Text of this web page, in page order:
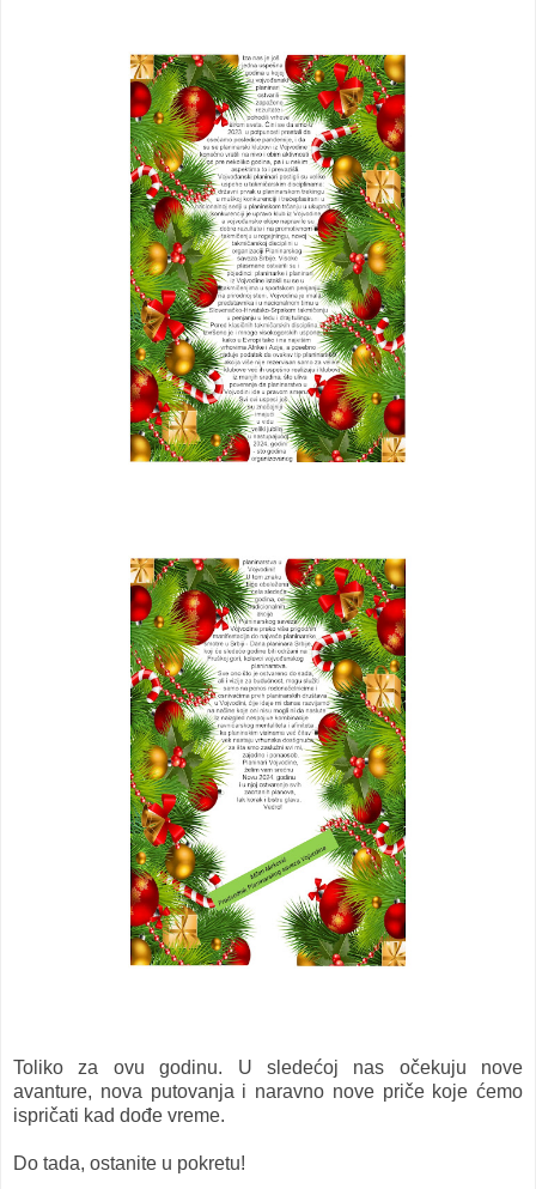
Toliko za ovu godinu. U sledećoj nas očekuju nove
avanture, nova putovanja i naravno nove priče koje ćemo
ispričati kad dođe vreme.
Do tada, ostanite u pokretu!